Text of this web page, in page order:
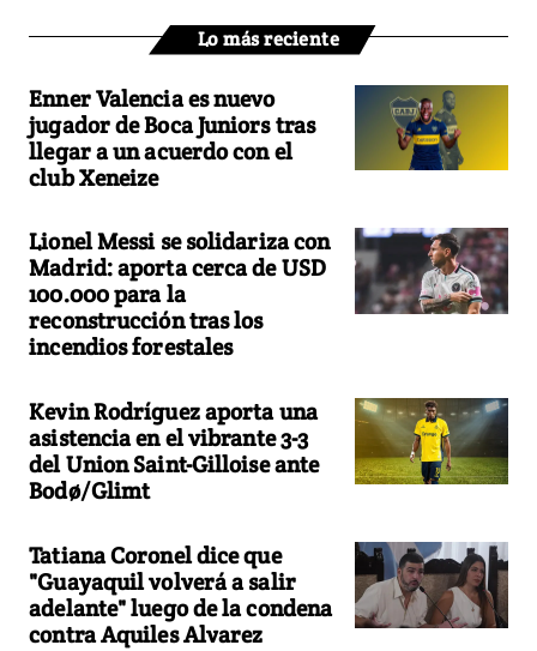
Lo más reciente
Enner Valencia es nuevo
jugador de Boca Juniors tras
llegar a un acuerdo con el
club Xeneize
Lionel Messi se solidariza con
Madrid: aporta cerca de USD
100.000 para la
reconstrucción tras los
incendios forestales
Kevin Rodríguez aporta una
asistencia en el vibrante 3-3
del Union Saint-Gilloise ante
Bodø/Glimt
Tatiana Coronel dice que
"Guayaquil volverá a salir
adelante" luego de la condena
contra Aquiles Alvarez